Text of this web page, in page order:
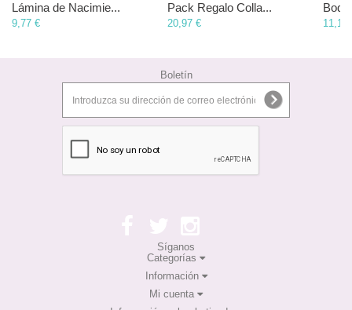
Lámina de Nacimie...
9,77 €
Pack Regalo Colla...
20,97 € 11,17
Boletín
Síganos
Categorías
Información
Mi cuenta